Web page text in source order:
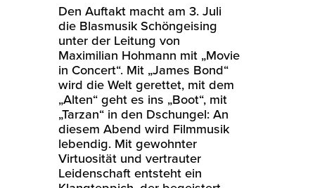
Den Auftakt macht am 3. Juli
die Blasmusik Schöngeising
unter der Leitung von
Maximilian Hohmann mit „Movie
in Concert“. Mit „James Bond“
wird die Welt gerettet, mit dem
„Alten“ geht es ins „Boot“, mit
„Tarzan“ in den Dschungel: An
diesem Abend wird Filmmusik
lebendig. Mit gewohnter
Virtuosität und vertrauter
Leidenschaft entsteht ein